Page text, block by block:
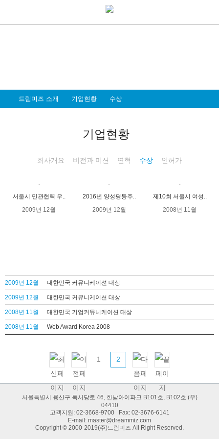
드림미즈 소개 기업현황 수상
기업현황
회사개요 비전과 미션 연혁 수상 인허가
서울시 민관협력 우..
2009년 12월
2016년 양성평등주..
2009년 12월
제10회 서울시 여성..
2008년 11월
2009년 12월 대한민국 커뮤니케이션 대상
2009년 12월 대한민국 커뮤니케이션 대상
2008년 11월 대한민국 기업커뮤니케이션 대상
2008년 11월 Web Award Korea 2008
1 2
서울특별시 용산구 독서당로 46, 한남아이파크 B101호, B102호 (우)
04410
고객지원: 02-3668-9700 Fax: 02-3676-6141
E-mail: master@dreammiz.com
Copyright © 2000-2019(주)드림미즈 All Right Reserved.